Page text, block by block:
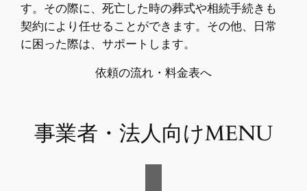
す。その際に、死亡した時の葬式や相続手続きも
契約により任せることができます。その他、日常
に困った際は、サポートします。
依頼の流れ・料金表へ
事業者・法人向けMENU